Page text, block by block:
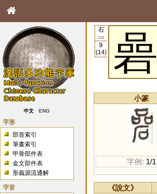
中文 ENG
字形
部首索引
筆畫索引
甲骨部件表
金文部件表
形義源流通解
字音
石
112
9
(14)
碞
小篆
字例: 1/1
《說文》